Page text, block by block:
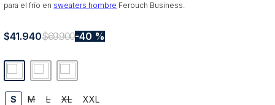
para el frío en sweaters hombre Ferouch Business.
$41.940$69.900 40 %
S M L XL XXL
pantalon
5.
chaqueta cuero
7.
chaqueta
8
blazer